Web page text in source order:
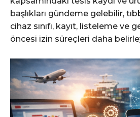
başlıkları gündeme gelebilir,
cihaz sınıfı, kayıt, listeleme ve
öncesi izin süreçleri daha